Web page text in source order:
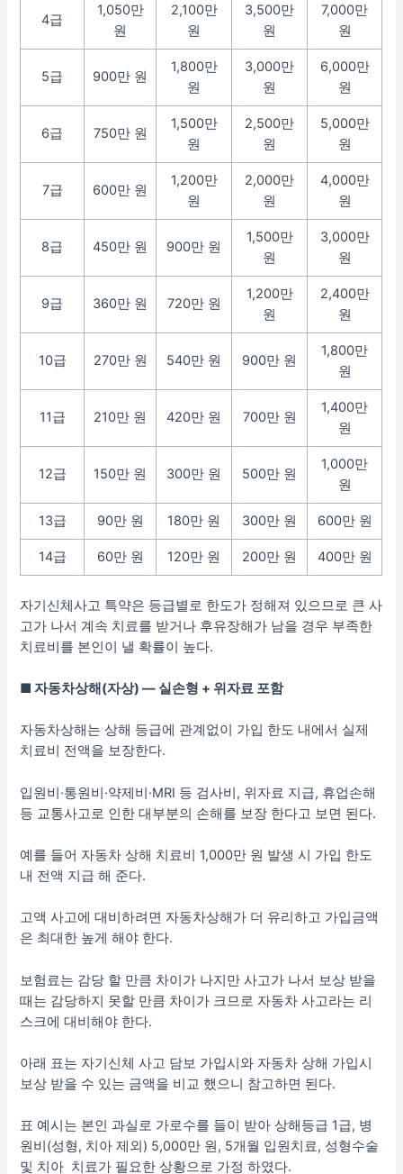
4급
1,050만
원
2,100만
원
3,500만
원
7,000만
원
5급 900만 원
1,800만
원
3,000만
원
6,000만
원
6급 750만 원
1,500만
원
2,500만
원
5,000만
원
7급 600만 원
1,200만
원
2,000만
원
4,000만
원
8급 450만 원 900만 원
1,500만
원
3,000만
원
9급 360만 원 720만 원
1,200만
원
2,400만
원
10급 270만 원 540만 원 900만 원
1,800만
원
11급 210만 원 420만 원 700만 원
1,400만
원
12급 150만 원 300만 원 500만 원
1,000만
원
13급 90만 원 180만 원 300만 원 600만 원
14급 60만 원 120만 원 200만 원 400만 원
자기신체사고 특약은 등급별로 한도가 정해져 있으므로 큰 사
고가 나서 계속 치료를 받거나 후유장해가 남을 경우 부족한
치료비를 본인이 낼 확률이 높다.
■ 자동차상해(자상) — 실손형 + 위자료 포함
자동차상해는 상해 등급에 관계없이 가입 한도 내에서 실제
치료비 전액을 보장한다.
입원비·통원비·약제비·MRI 등 검사비, 위자료 지급, 휴업손해
등 교통사고로 인한 대부분의 손해를 보장 한다고 보면 된다.
예를 들어 자동차 상해 치료비 1,000만 원 발생 시 가입 한도
내 전액 지급 해 준다.
고액 사고에 대비하려면 자동차상해가 더 유리하고 가입금액
은 최대한 높게 해야 한다.
보험료는 감당 할 만큼 차이가 나지만 사고가 나서 보상 받을
때는 감당하지 못할 만큼 차이가 크므로 자동차 사고라는 리
스크에 대비해야 한다.
아래 표는 자기신체 사고 담보 가입시와 자동차 상해 가입시
보상 받을 수 있는 금액을 비교 했으니 참고하면 된다.
표 예시는 본인 과실로 가로수를 들이 받아 상해등급 1급, 병
원비(성형, 치아 제외) 5,000만 원, 5개월 입원치료, 성형수술
및 치아 치료가 필요한 상황으로 가정 하였다.